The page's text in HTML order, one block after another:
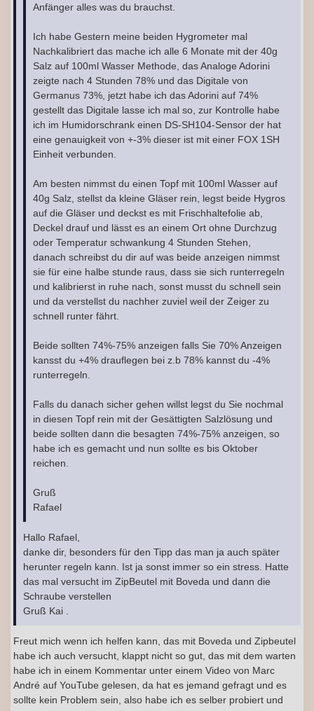
Anfänger alles was du brauchst.
Ich habe Gestern meine beiden Hygrometer mal
Nachkalibriert das mache ich alle 6 Monate mit der 40g
Salz auf 100ml Wasser Methode, das Analoge Adorini
zeigte nach 4 Stunden 78% und das Digitale von
Germanus 73%, jetzt habe ich das Adorini auf 74%
gestellt das Digitale lasse ich mal so, zur Kontrolle habe
ich im Humidorschrank einen DS-SH104-Sensor der hat
eine genauigkeit von +-3% dieser ist mit einer FOX 1SH
Einheit verbunden.
Am besten nimmst du einen Topf mit 100ml Wasser auf
40g Salz, stellst da kleine Gläser rein, legst beide Hygros
auf die Gläser und deckst es mit Frischhaltefolie ab,
Deckel drauf und lässt es an einem Ort ohne Durchzug
oder Temperatur schwankung 4 Stunden Stehen,
danach schreibst du dir auf was beide anzeigen nimmst
sie für eine halbe stunde raus, dass sie sich runterregeln
und kalibrierst in ruhe nach, sonst musst du schnell sein
und da verstellst du nachher zuviel weil der Zeiger zu
schnell runter fährt.
Beide sollten 74%-75% anzeigen falls Sie 70% Anzeigen
kansst du +4% drauflegen bei z.b 78% kannst du -4%
runterregeln.
Falls du danach sicher gehen willst legst du Sie nochmal
in diesen Topf rein mit der Gesättigten Salzlösung und
beide sollten dann die besagten 74%-75% anzeigen, so
habe ich es gemacht und nun sollte es bis Oktober
reichen.
Gruß
Rafael
Hallo Rafael,
danke dir, besonders für den Tipp das man ja auch später
herunter regeln kann. Ist ja sonst immer so ein stress. Hatte
das mal versucht im ZipBeutel mit Boveda und dann die
Schraube verstellen
Gruß Kai .
Freut mich wenn ich helfen kann, das mit Boveda und Zipbeutel
habe ich auch versucht, klappt nicht so gut, das mit dem warten
habe ich in einem Kommentar unter einem Video von Marc
André auf YouTube gelesen, da hat es jemand gefragt und es
sollte kein Problem sein, also habe ich es selber probiert und